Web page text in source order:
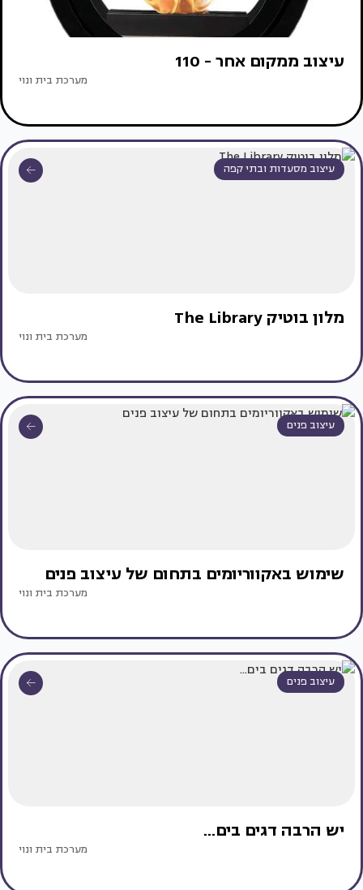
עיצוב ממקום אחר - 110
מערכת בית ונוי
עיצוב מסעדות ובתי קפה
מלון בוטיק The Library
מערכת בית ונוי
עיצוב פנים
שימוש באקווריומים בתחום של עיצוב פנים
מערכת בית ונוי
עיצוב פנים
יש הרבה דגים בים...
מערכת בית ונוי